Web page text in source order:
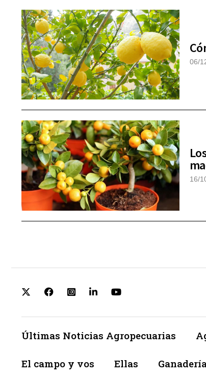
06/
16/
Últimas Noticias Agropecuarias
El campo y vos Ellas